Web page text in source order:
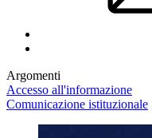
Argomenti
Accesso all'informazione
Comunicazione istituzionale